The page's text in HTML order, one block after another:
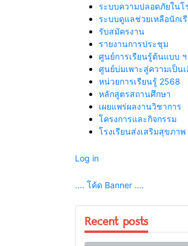
ระบบความปลอดภัยในโ
ระบบดูแลช่วยเหลือนักเ
รับสมัครงาน
รายงานการประชุม
ศูนย์การเรียนรู้ต้นแบบ ฯ
ศูนย์บ่มเพาะสู่ความเป็น
หน่วยการเรียนรู้ 2568
หลักสูตรสถานศึกษา
เผยแพร่ผลงานวิชาการ
โครงการและกิจกรรม
โรงเรียนส่งเสริมสุขภาพ
Log in
.... โค้ด Banner ....
Recent posts